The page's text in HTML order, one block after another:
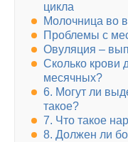
цикла
Молочница во
Проблемы с
Овуляция –
Сколько крови
месячных?
6. Могут ли
такое?
7. Что такое
8. Должен ли